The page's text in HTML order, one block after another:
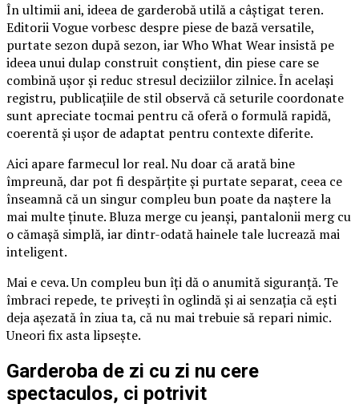
În ultimii ani, ideea de garderobă utilă a câștigat teren.
Editorii Vogue vorbesc despre piese de bază versatile,
purtate sezon după sezon, iar Who What Wear insistă pe
ideea unui dulap construit conștient, din piese care se
combină ușor și reduc stresul deciziilor zilnice. În același
registru, publicațiile de stil observă că seturile coordonate
sunt apreciate tocmai pentru că oferă o formulă rapidă,
coerentă și ușor de adaptat pentru contexte diferite.
Aici apare farmecul lor real. Nu doar că arată bine
împreună, dar pot fi despărțite și purtate separat, ceea ce
înseamnă că un singur compleu bun poate da naștere la
mai multe ținute. Bluza merge cu jeanși, pantalonii merg cu
o cămașă simplă, iar dintr-odată hainele tale lucrează mai
inteligent.
Mai e ceva. Un compleu bun îți dă o anumită siguranță. Te
îmbraci repede, te privești în oglindă și ai senzația că ești
deja așezată în ziua ta, că nu mai trebuie să repari nimic.
Uneori fix asta lipsește.
Garderoba de zi cu zi nu cere
spectaculos, ci potrivit